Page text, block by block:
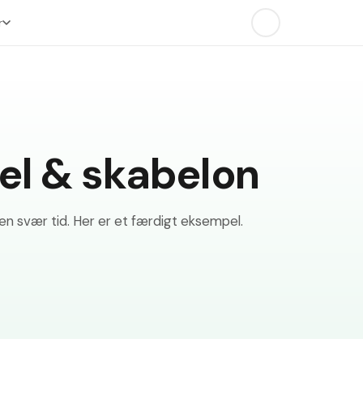
& skabelon
svær tid. Her er et færdigt eksempel.